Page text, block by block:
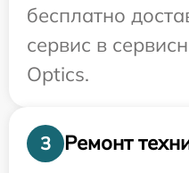
бесплатно
сервис в
Optics.
3
Ремонт